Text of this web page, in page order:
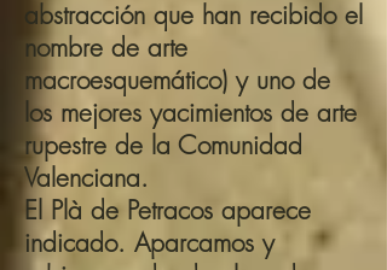
abstracción que han recibido el
nombre de arte
macroesquemático) y uno de
los mejores yacimientos de arte
rupestre de la Comunidad
Valenciana.
El Plà de Petracos aparece
indicado. Aparcamos y